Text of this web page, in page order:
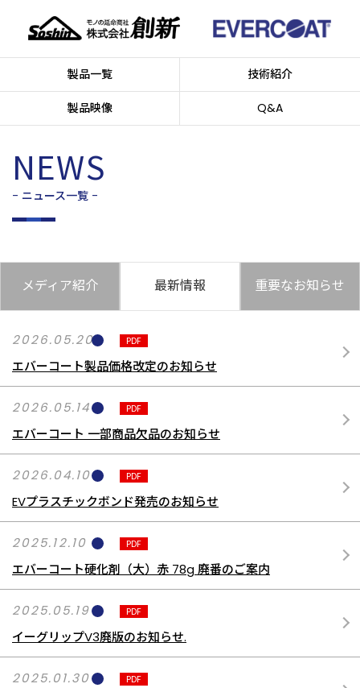
製品一覧 技術紹介
製品映像 Q&A
NEWS
- ニュース一覧 -
メディア紹介 最新情報 重要なお知らせ
2026.05.20 PDF
エバーコート製品価格改定のお知らせ
2026.05.14 PDF
エバーコート 一部商品欠品のお知らせ
2026.04.10 PDF
EVプラスチックボンド発売のお知らせ
2025.12.10 PDF
エバーコート硬化剤（大）赤 78g 廃番のご案内
2025.05.19 PDF
イーグリップV3廃版のお知らせ.
2025.01.30 PDF